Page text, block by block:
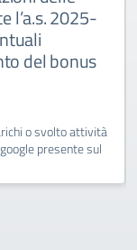
l’a.s. 2025-
del bonus
o svolto attività
presente sul